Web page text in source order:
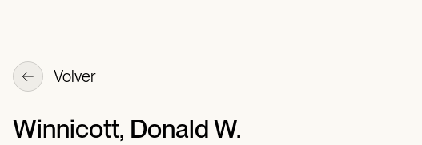
Volver
Winnicott, Donald W.